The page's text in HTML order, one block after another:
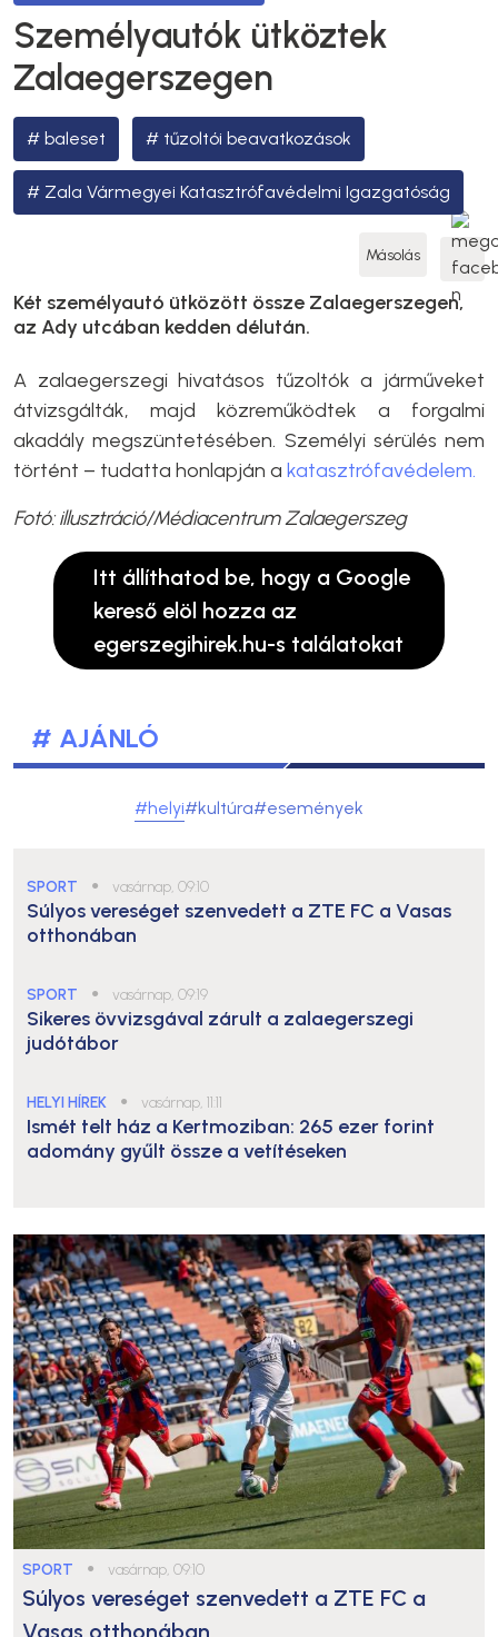
Személyautók ütköztek
Zalaegerszegen
baleset tűzoltói beavatkozások
Zala Vármegyei Katasztrófavédelmi Igazgatóság
Másolás
Két személyautó ütközött össze Zalaegerszegen,
az Ady utcában kedden délután.
A zalaegerszegi hivatásos tűzoltók a járműveket
átvizsgálták, majd közreműködtek a forgalmi
akadály megszüntetésében. Személyi sérülés nem
történt – tudatta honlapján a katasztrófavédelem.
Fotó: illusztráció/Médiacentrum Zalaegerszeg
Itt állíthatod be, hogy a Google
kereső elöl hozza az
egerszegihirek.hu-s találatokat
# AJÁNLÓ
#helyi#kultúra#események
SPORT ● vasárnap, 09:10
Súlyos vereséget szenvedett a ZTE FC a Vasas
otthonában
SPORT ● vasárnap, 09:19
Sikeres övvizsgával zárult a zalaegerszegi
judótábor
HELYI HÍREK ● vasárnap, 11:11
Ismét telt ház a Kertmoziban: 265 ezer forint
adomány gyűlt össze a vetítéseken
SPORT ● vasárnap, 09:10
Súlyos vereséget szenvedett a ZTE FC a
Vasas otthonában